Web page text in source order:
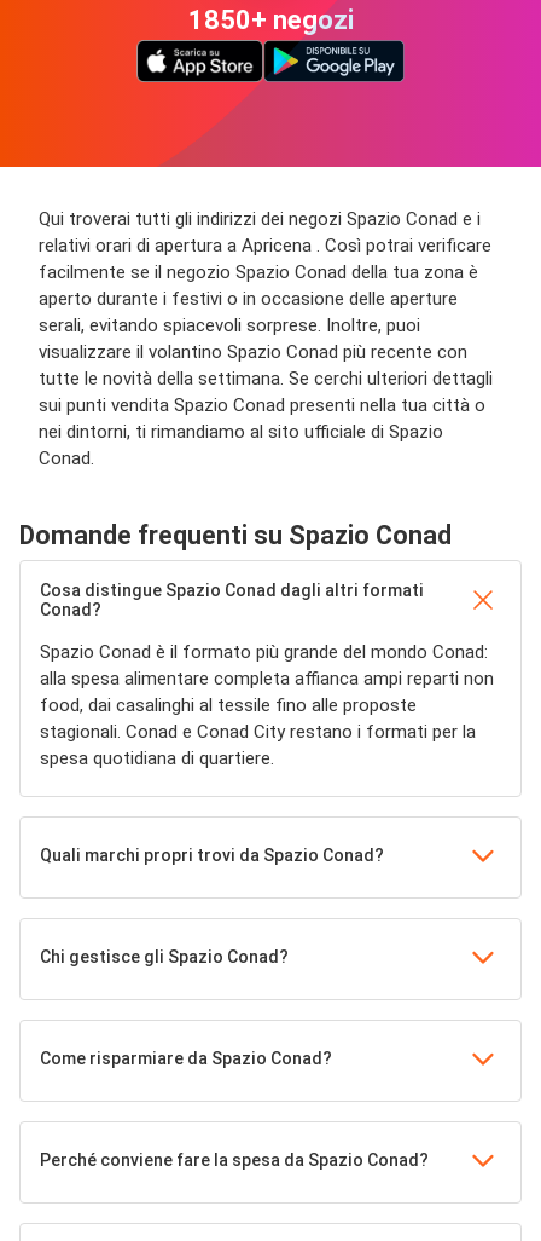
1850+ negozi
Qui troverai tutti gli indirizzi dei negozi Spazio Conad e i
relativi orari di apertura a Apricena . Così potrai verificare
facilmente se il negozio Spazio Conad della tua zona è
aperto durante i festivi o in occasione delle aperture
serali, evitando spiacevoli sorprese. Inoltre, puoi
visualizzare il volantino Spazio Conad più recente con
tutte le novità della settimana. Se cerchi ulteriori dettagli
sui punti vendita Spazio Conad presenti nella tua città o
nei dintorni, ti rimandiamo al sito ufficiale di Spazio
Conad.
Domande frequenti su Spazio Conad
Cosa distingue Spazio Conad dagli altri formati
Conad?
Spazio Conad è il formato più grande del mondo Conad:
alla spesa alimentare completa affianca ampi reparti non
food, dai casalinghi al tessile fino alle proposte
stagionali. Conad e Conad City restano i formati per la
spesa quotidiana di quartiere.
Quali marchi propri trovi da Spazio Conad?
Chi gestisce gli Spazio Conad?
Come risparmiare da Spazio Conad?
Perché conviene fare la spesa da Spazio Conad?